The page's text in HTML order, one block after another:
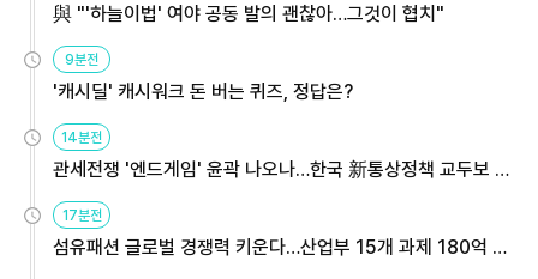
與 "'하늘이법' 여야 공동 발의 괜찮아…그것이 협치"
9분전
'캐시딜' 캐시워크 돈 버는 퀴즈, 정답은?
14분전
관세전쟁 '엔드게임' 윤곽 나오나…한국 新통상정책 교두보 활
17분전
섬유패션 글로벌 경쟁력 키운다…산업부 15개 과제 180억 지